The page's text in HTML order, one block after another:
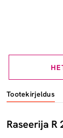
Tootekirjeldus
Raseerija R